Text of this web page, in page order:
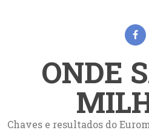
ONDE
Chaves e resultados do